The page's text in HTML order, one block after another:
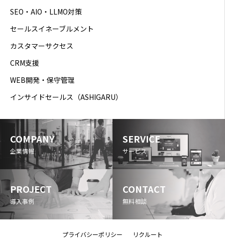
SEO・AIO・LLMO対策
セールスイネーブルメント
カスタマーサクセス
CRM支援
WEB開発・保守管理
インサイドセールス（ASHIGARU）
COMPANY
企業情報
SERVICE
サービス
PROJECT
導入事例
CONTACT
無料相談
プライバシーポリシー リクルート